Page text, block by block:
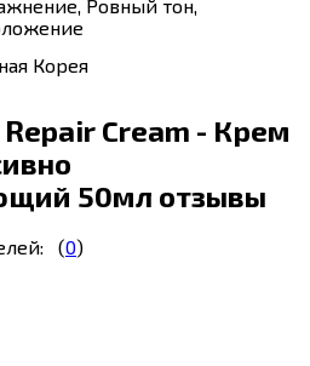
Ровный тон,
Корея
Repair Cream - Крем
50мл отзывы
(0)